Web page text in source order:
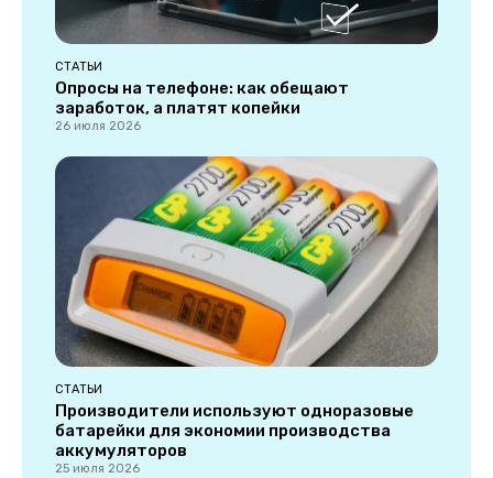
СТАТЬИ
Опросы на телефоне: как обещают
заработок, а платят копейки
26 июля 2026
СТАТЬИ
Производители используют одноразовые
батарейки для экономии производства
аккумуляторов
25 июля 2026